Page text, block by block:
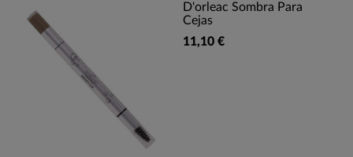
D'orleac Sombra Para
Cejas
11,10 €